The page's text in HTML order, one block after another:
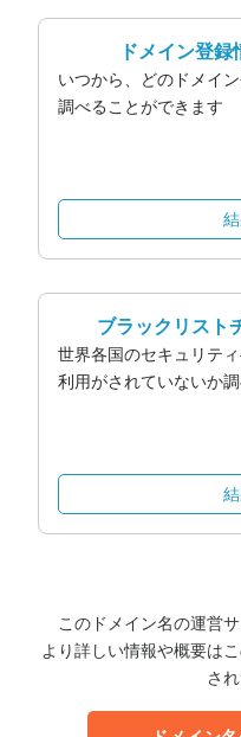
ドメイン登録
いつから、どのドメイ
調べることができます
ブラックリスト
世界各国のセキュリテ
利用がされていないか
このドメイン名の運営
より詳しい情報や概要は
さ